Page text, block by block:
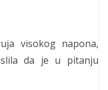
visokog napona,
da je u pitanju